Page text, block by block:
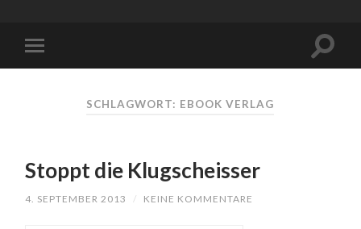
SCHLAGWORT: EBOOK VERLAG
Stoppt die Klugscheisser
4. SEPTEMBER 2013 / KEINE KOMMENTARE